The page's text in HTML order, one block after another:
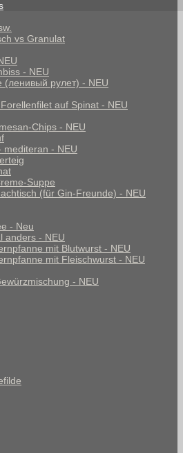
vs Granulat
- NEU
(ленивый рулет) - NEU
auf Spinat - NEU
Chips - NEU
mediteran - NEU
Suppe
(für Gin-Freunde) - NEU
- Neu
anders - NEU
mit Blutwurst - NEU
mit Fleischwurst - NEU
- NEU